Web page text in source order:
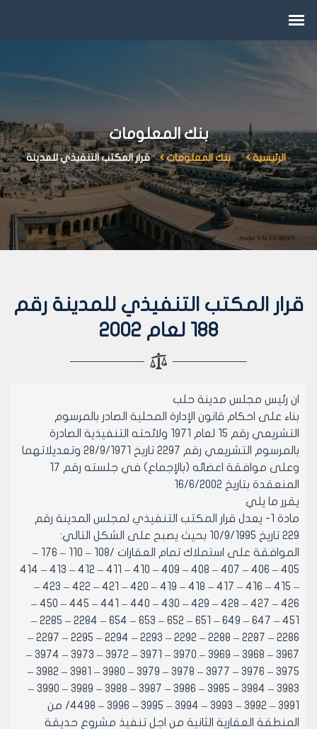
بنك المعلومات
الرئيسية بنك المعلومات قرار المكتب التنفيذي للمدينة
قرار المكتب التنفيذي للمدينة رقم
188 لعام 2002
ان رئيس مجلس مدينة حلب
بناء على احكام قانون الإدارة المحلية الصادر بالمرسوم
التشريعي رقم 15 لعام 1971 ولائحته التنفيذية الصادرة
بالمرسوم التشريعي رقم 2297 تاريخ 28/9/1971 وتعديلاتهما
وعلى موافقة اعضائه (بالإجماع) في جلسته رقم 17
المنعقدة بتاريخ 16/6/2002
يقرر ما يلي
مادة 1- يعدل قرار المكتب التنفيذي لمجلس المدينة رقم
229 تاريخ 10/9/1995 بحيث يصبح على الشكل التالي:
الموافقة على استملاك تمام العقارات /108 – 110 – 176 –
405 – 406 – 407 – 408 – 409 – 410 – 411 – 412 – 413 – 414
– 415 – 416 – 417 – 418 – 419 – 420 – 421 – 422 – 423 –
426 – 427 – 428 – 429 – 430 – 440 – 441 – 445 – 450 –
451 – 647 – 649 – 651 – 652 – 653 – 654 – 2284 – 2285 –
2286 – 2287 – 2288 – 2292 – 2293 – 2294 – 2295 – 2297 –
3967 – 3968 – 3969 – 3970 – 3971 – 3972 – 3973 – 3974 –
3975 – 3976 – 3977 – 3978 – 3979 – 3980 – 3981 – 3982 –
3983 – 3984 – 3985 – 3986 – 3987 – 3988 – 3989 – 3990 –
3991 – 3992 – 3993 – 3994 – 3995 – 3996 – 4498/ من
المنطقة العقارية الثانية من اجل تنفيذ مشروع حديقة